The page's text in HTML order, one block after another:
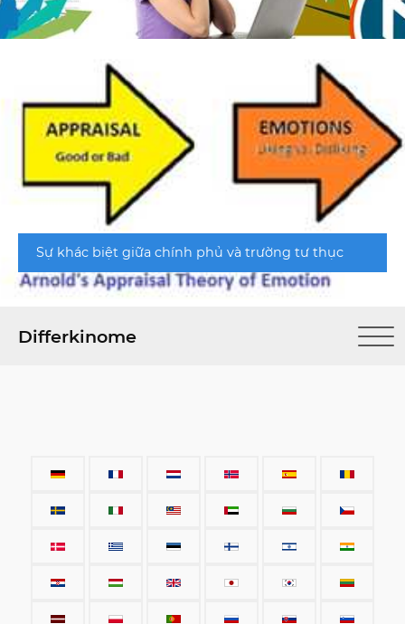
Sự khác biệt giữa chính phủ và trường tư thục
Differkinome